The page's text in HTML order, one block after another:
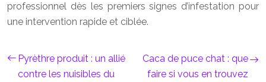
professionnel dès les premiers signes d’infestation pour
une intervention rapide et ciblée.
Pyrèthre produit : un allié
contre les nuisibles du
Caca de puce chat : que
faire si vous en trouvez